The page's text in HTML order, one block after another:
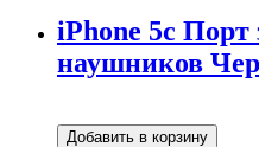
iPhone 5c Порт
наушников